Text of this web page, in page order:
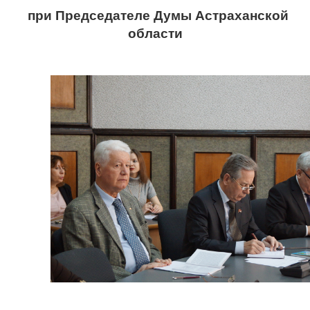
при Председателе Думы Астраханской
области